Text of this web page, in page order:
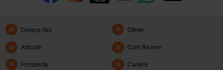
Despre Noi Oferte
Articole Cum Rezerv
Prospecte Cariere